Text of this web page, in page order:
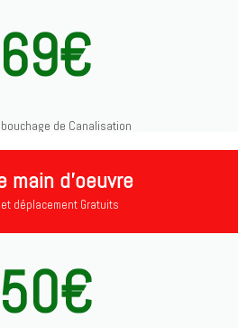
69€
de Canalisation
main d'oeuvre
et déplacement Gratuits
50€